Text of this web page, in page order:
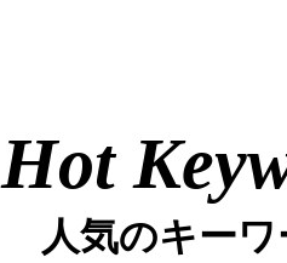
Hot
人気のキー